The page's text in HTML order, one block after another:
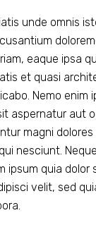
unde omnis
eaque ipsa
et quasi
Nemo enim
aspernatur aut
magni
nesciunt.
ipsum quia dolor
velit, sed